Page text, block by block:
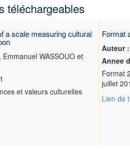
téléchargeables
a scale measuring cultural
WASSOUO et
et valeurs culturelles
Format
Auteur :
Annee
Format
juillet
Lien de